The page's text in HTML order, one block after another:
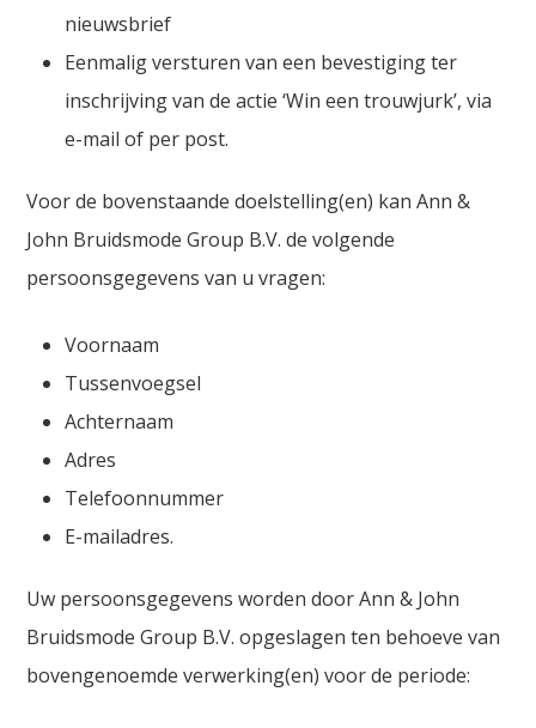
nieuwsbrief
Eenmalig versturen van een bevestiging ter
inschrijving van de actie ‘Win een trouwjurk’, via
e-mail of per post.
Voor de bovenstaande doelstelling(en) kan Ann &
John Bruidsmode Group B.V. de volgende
persoonsgegevens van u vragen:
Voornaam
Tussenvoegsel
Achternaam
Adres
Telefoonnummer
E-mailadres.
Uw persoonsgegevens worden door Ann & John
Bruidsmode Group B.V. opgeslagen ten behoeve van
bovengenoemde verwerking(en) voor de periode: